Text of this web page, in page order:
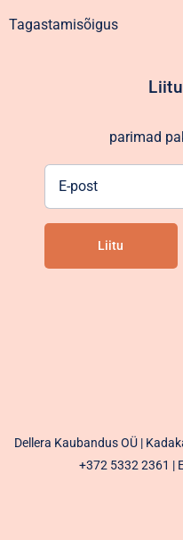
Tagastamisõigus
parimad
Liitu
Dellera Kaubandus OÜ |
+372 5332 2361 |